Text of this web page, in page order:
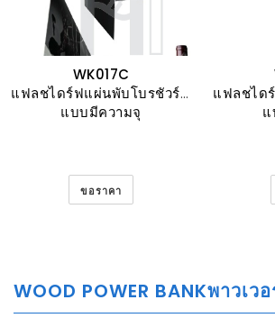
WK017C
แฟลชไดร์ฟแผ่นพับโบรชัวร์ ออกแบบสั่งพิมพ์ตามสั่ง
แบบมีความจุ
ขอราคา
แฟลชไดร์ฟแผ่นพั
WOOD POWER BANKพาวเว